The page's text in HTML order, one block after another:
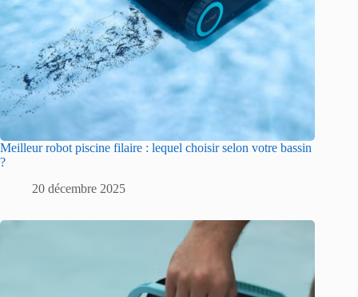
Meilleur robot piscine filaire : lequel choisir selon votre bassin
?
20 décembre 2025